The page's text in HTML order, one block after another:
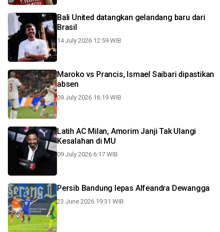
Bali United datangkan gelandang baru dari
Brasil
14 July 2026 12:59 WIB
Maroko vs Prancis, Ismael Saibari dipastikan
absen
09 July 2026 16:19 WIB
Latih AC Milan, Amorim Janji Tak Ulangi
Kesalahan di MU
09 July 2026 6:17 WIB
Persib Bandung lepas Alfeandra Dewangga
23 June 2026 19:31 WIB